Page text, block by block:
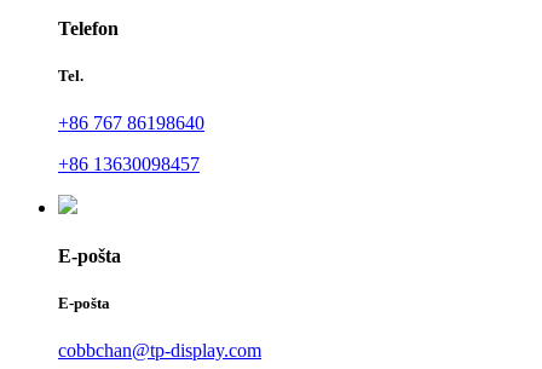
Telefon
Tel.
+86 767 86198640
+86 13630098457
E-pošta
E-pošta
cobbchan@tp-display.com